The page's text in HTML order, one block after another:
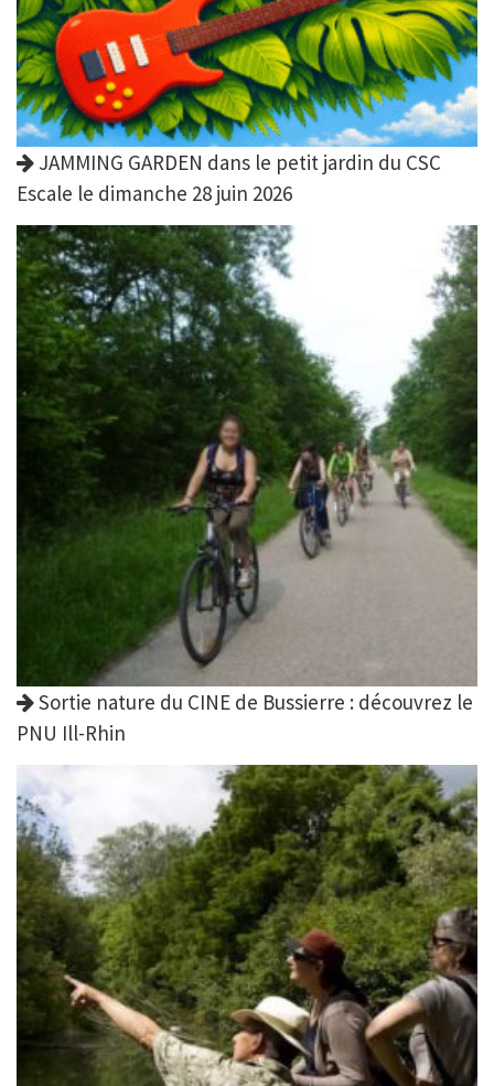
JAMMING GARDEN dans le petit jardin du CSC
Escale le dimanche 28 juin 2026
Sortie nature du CINE de Bussierre : découvrez le
PNU Ill-Rhin